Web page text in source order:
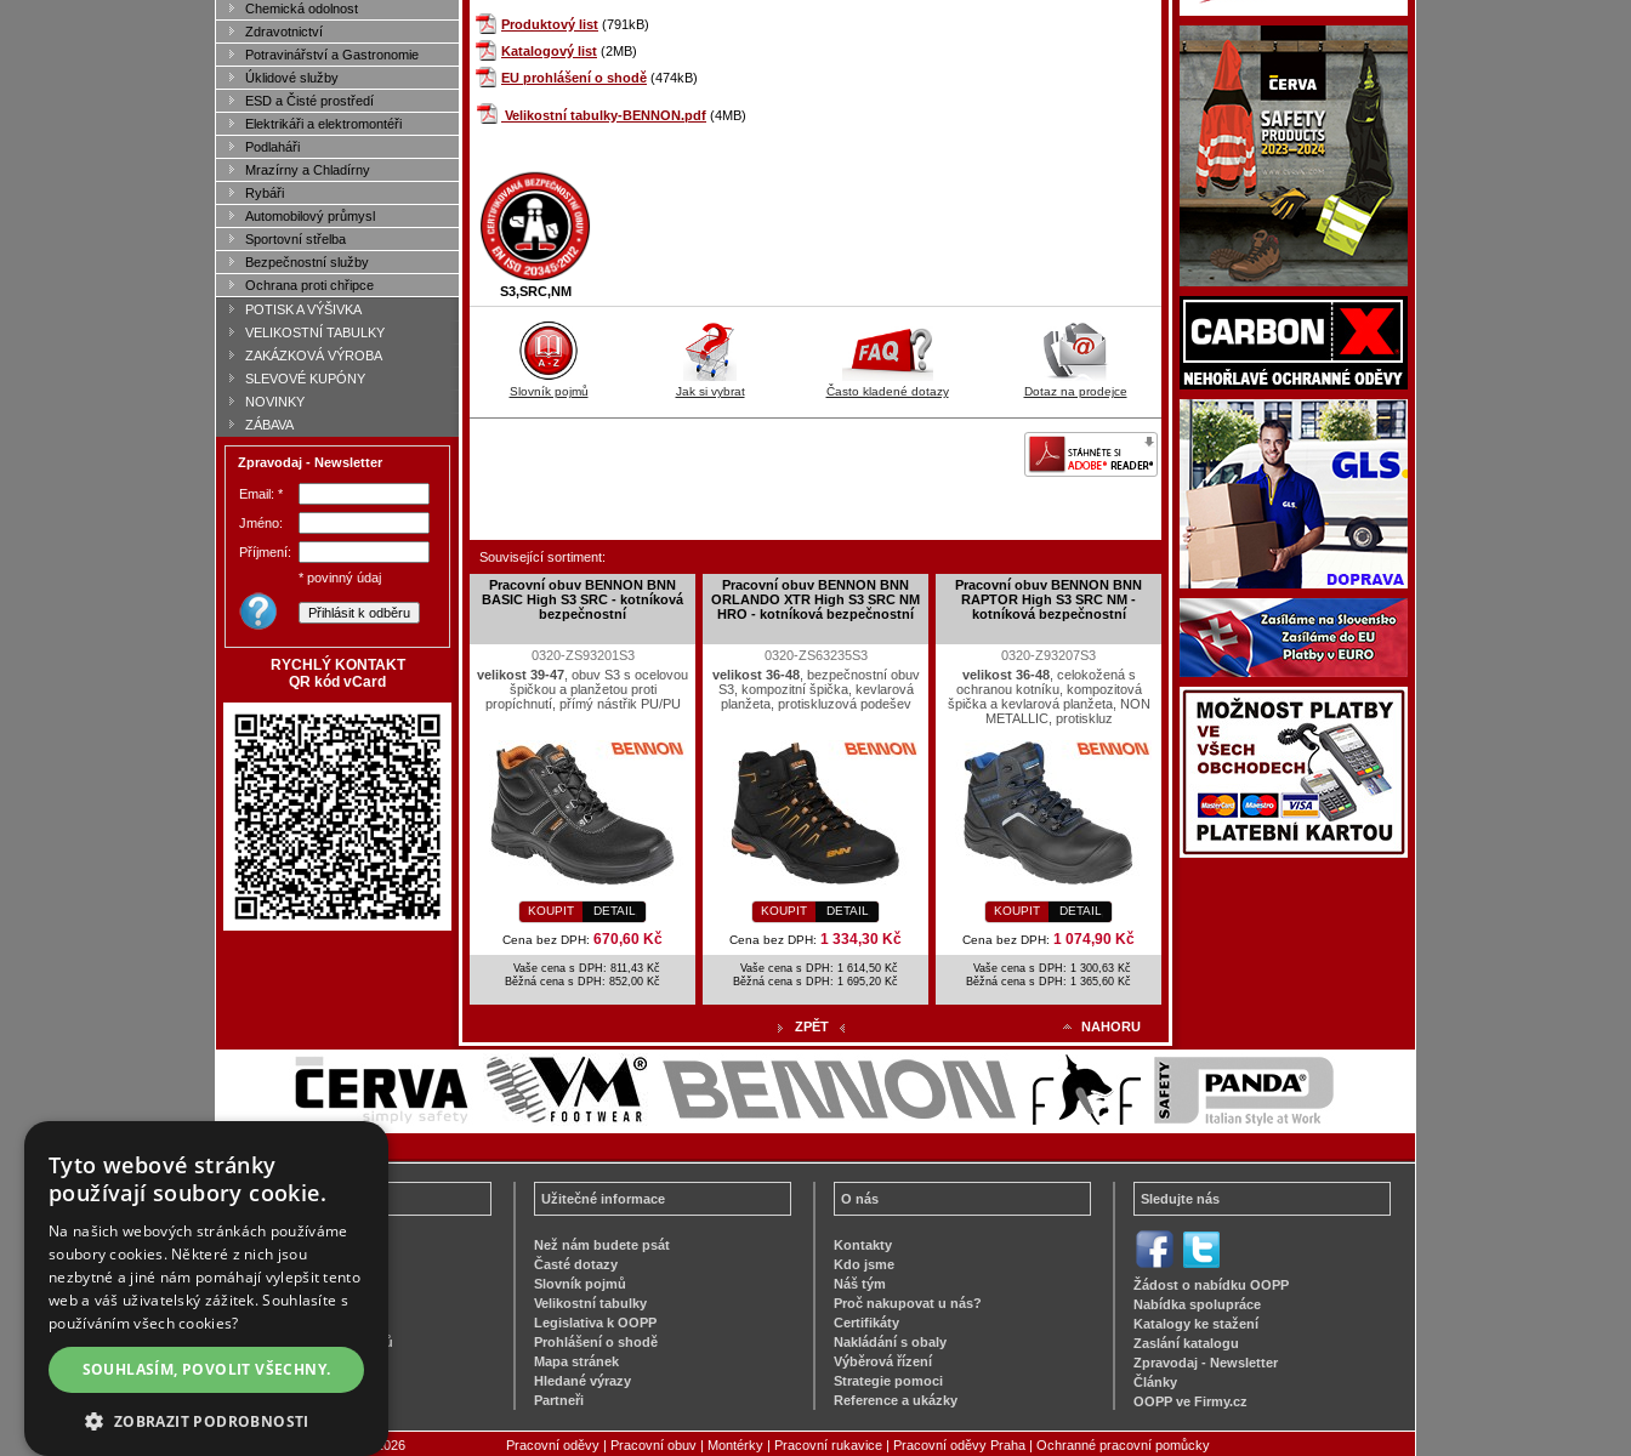
Chemická odolnost
Zdravotnictví
Potravinářství a Gastronomie
Úklidové služby
ESD a Čisté prostředí
Elektrikáři a elektromontéři
Podlaháři
Mrazírny a Chladírny
Rybáři
Automobilový průmysl
Sportovní střelba
Bezpečnostní služby
Ochrana proti chřipce
POTISK A VÝŠIVKA
VELIKOSTNÍ TABULKY
ZAKÁZKOVÁ VÝROBA
SLEVOVÉ KUPÓNY
NOVINKY
ZÁBAVA
Zpravodaj - Newsletter
Email: *
Jméno:
Příjmení:
* povinný údaj
RYCHLÝ KONTAKT
QR kód vCard
Produktový list (791kB)
Katalogový list (2MB)
EU prohlášení o shodě (474kB)
Velikostní tabulky-BENNON.pdf (4MB)
S3,SRC,NM
Slovník pojmů Jak si vybrat Často kladené dotazy Dotaz na prodejce
Související sortiment:
Pracovní obuv BENNON BNN
BASIC High S3 SRC - kotníková
bezpečnostní
0320-ZS93201S3
velikost 39-47 , obuv S3 s ocelovou
špičkou a planžetou proti
propíchnutí, přímý nástřik PU/PU
KOUPIT DETAIL
Cena bez DPH: 670,60 Kč
Vaše cena s DPH: 811,43 Kč
Běžná cena s DPH: 852,00 Kč
Pracovní obuv BENNON BNN
ORLANDO XTR High S3 SRC NM
HRO - kotníková bezpečnostní
0320-ZS63235S3
velikost 36-48, bezpečnostní obuv
S3, kompozitní špička, kevlarová
planžeta, protiskluzová podešev
KOUPIT DETAIL
Cena bez DPH: 1 334,30 Kč
Vaše cena s DPH: 1 614,50 Kč
Běžná cena s DPH: 1 695,20 Kč
Pracovní obuv BENNON BNN
RAPTOR High S3 SRC NM -
kotníková bezpečnostní
0320-Z93207S3
velikost 36-48, celokožená s
ochranou kotníku, kompozitová
špička a kevlarová planžeta, NON
METALLIC, protiskluz
KOUPIT DETAIL
Cena bez DPH: 1 074,90 Kč
Vaše cena s DPH: 1 300,63 Kč
Běžná cena s DPH: 1 365,60 Kč
ZPĚT NAHORU
Zákaznický servis
Vše o nákupu
Platba
Doprava
Obchodní podmínky
Náhradní plnění
Ochrana osobních údajů
Reklamace
Užitečné informace
Než nám budete psát
Časté dotazy
Slovník pojmů
Velikostní tabulky
Legislativa k OOPP
Prohlášení o shodě
Mapa stránek
Hledané výrazy
Partneři
O nás
Kontakty
Kdo jsme
Náš tým
Proč nakupovat u nás?
Certifikáty
Nakládání s obaly
Výběrová řízení
Strategie pomoci
Reference a ukázky
Sledujte nás
Žádost o nabídku OOPP
Nabídka spolupráce
Katalogy ke stažení
Zaslání katalogu
Zpravodaj - Newsletter
Články
OOPP ve Firmy.cz
Poslední aktualizace: 2.8.2026 Pracovní oděvy | Pracovní obuv | Montérky | Pracovní rukavice | Pracovní oděvy Praha | Ochranné pracovní pomůcky
Tyto webové stránky
používají soubory cookie.
Na našich webových stránkách používáme
soubory cookies. Některé z nich jsou
nezbytné a jiné nám pomáhají vylepšit tento
web a váš uživatelský zážitek. Souhlasíte s
používáním všech cookies?
SOUHLASÍM, POVOLIT VŠECHNY.
ZOBRAZIT PODROBNOSTI